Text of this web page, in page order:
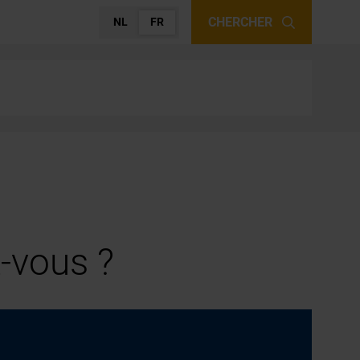
NL FR CHERCHER
?